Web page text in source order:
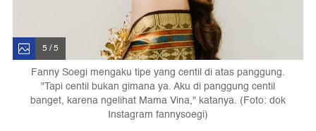
5 / 5
Fanny Soegi mengaku tipe yang centil di atas panggung.
"Tapi centil bukan gimana ya. Aku di panggung centil
banget, karena ngelihat Mama Vina," katanya. (Foto: dok
Instagram fannysoegi)